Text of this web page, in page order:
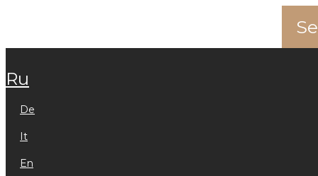
ru
de
it
en